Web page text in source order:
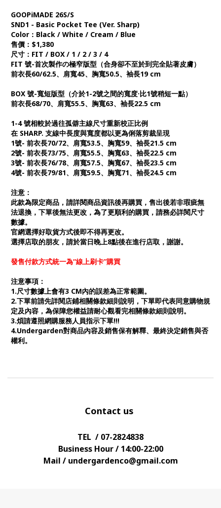
GOOPiMADE 26S/S
SND1 - Basic Pocket Tee (Ver. Sharp)
Color：Black / White / Cream / Blue
售價：$1,380
尺寸：FIT / BOX / 1 / 2 / 3 / 4
FIT 號-首次製作の極窄版型（合身卻不至於到完全貼著皮膚）
前衣長60/62.5、肩寬45、胸寬50.5、袖長19 cm
BOX 號-寬短版型（介於1-2號之間的寬度·比1號稍短一點）
前衣長68/70、肩寬55.5、胸寬63、袖長22.5 cm
1-4 號相較於過往孤僻主線尺寸重新校正比例
在 SHARP. 支線中長度與寬度都以更為俐落剪裁呈現
1號- 前衣長70/72、肩寬53.5、胸寬59、袖長21.5 cm
2號- 前衣長73/75、肩寬55.5、胸寬63、袖長22.5 cm
3號- 前衣長76/78、肩寬57.5、胸寬67、袖長23.5 cm
4號- 前衣長79/81、肩寬59.5、胸寬71、袖長24.5 cm
注意：
此款為限定商品，請詳閱商品資訊後再購買，售出後若非瑕疵無
法退換，下單後無法更改，為了更順利的購買，請務必詳閱尺寸
數據。
官網選擇好取貨方式後即不得再更改。
選擇店取的朋友，請於當日晚上8點後在進行店取，謝謝。
發售付款方式統一為“線上刷卡”購買
注意事項：
1.尺寸數據上會有3 CM內的誤差為正常範圍。
2.下單前請先詳閱店鋪相關條款細則說明，下單即代表同意購物規
定及內容，為保障您權益請耐心觀看完相關條款細則說明。
3.煩請遵照網購服務人員指示下單!!!
4.Undergarden對商品內容及銷售保有解釋、最終決定銷售與否
權利。
Contact us
TEL / 07-2824838
Business Hour / 14:00-22:00
Mail / undergardenco@gmail.com